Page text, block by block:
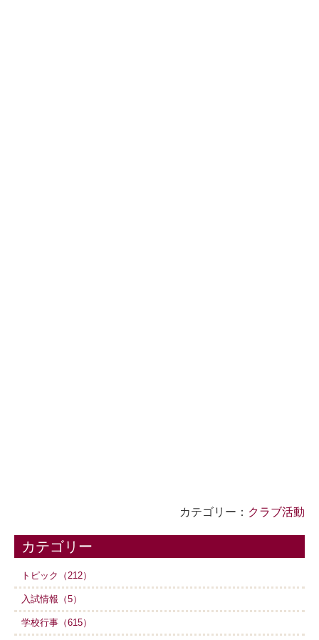
カテゴリー： クラブ活動
カテゴリー
トピック（212）
入試情報（5）
学校行事（615）